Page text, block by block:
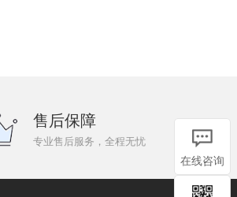
售后保障
专业售后服务，全程无忧
在线咨询